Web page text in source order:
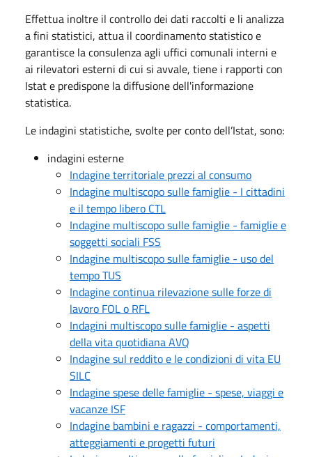
Effettua inoltre il controllo dei dati raccolti e li analizza
a fini statistici, attua il coordinamento statistico e
garantisce la consulenza agli uffici comunali interni e
ai rilevatori esterni di cui si avvale, tiene i rapporti con
Istat e predispone la diffusione dell'informazione
statistica.
Le indagini statistiche, svolte per conto dell’Istat, sono:
indagini esterne
Indagine territoriale prezzi al consumo
Indagine multiscopo sulle famiglie - I cittadini
e il tempo libero CTL
Indagine multiscopo sulle famiglie - famiglie e
soggetti sociali FSS
Indagine multiscopo sulle famiglie - uso del
tempo TUS
Indagine continua rilevazione sulle forze di
lavoro FOL o RFL
Indagini multiscopo sulle famiglie - aspetti
della vita quotidiana AVQ
Indagine sul reddito e le condizioni di vita EU
SILC
Indagine spese delle famiglie - spese, viaggi e
vacanze ISF
Indagine bambini e ragazzi - comportamenti,
atteggiamenti e progetti futuri